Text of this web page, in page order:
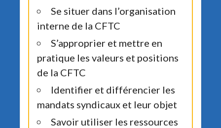
Se situer dans l’organisation
interne de la CFTC
S’approprier et mettre en
pratique les valeurs et positions
de la CFTC
Identifier et différencier les
mandats syndicaux et leur objet
Savoir utiliser les ressources